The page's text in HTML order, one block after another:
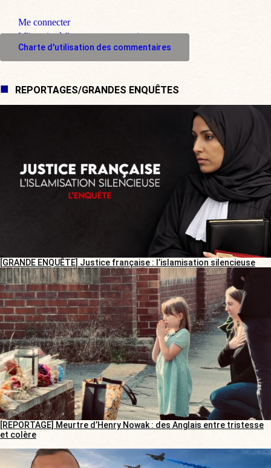
Me connecter
M'inscrire à l'espace commentaire
Charte d'utilisation des commentaires
REPORTAGES/GRANDES ENQUÊTES
[GRANDE ENQUÊTE] Justice française : l’islamisation silencieuse
[REPORTAGE] Meurtre d’Henry Nowak : des Anglais entre tristesse
et colère